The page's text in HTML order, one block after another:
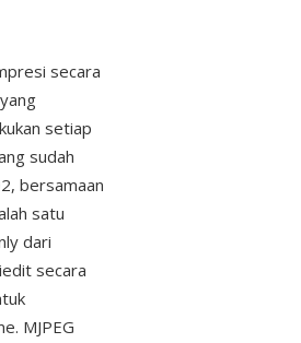
secara
setiap
sudah
bersamaan
satu
dari
secara
MJPEG